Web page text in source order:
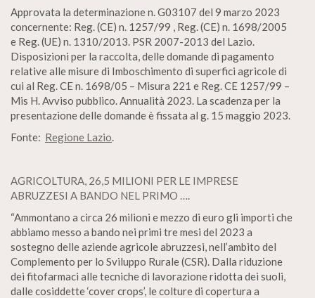
Approvata la determinazione n. G03107 del 9 marzo 2023
concernente: Reg. (CE) n. 1257/99 , Reg. (CE) n. 1698/2005
e Reg. (UE) n. 1310/2013. PSR 2007-2013 del Lazio.
Disposizioni per la raccolta, delle domande di pagamento
relative alle misure di Imboschimento di superfici agricole di
cui al Reg. CE n. 1698/05 – Misura 221 e Reg. CE 1257/99 –
Mis H. Avviso pubblico. Annualità 2023. La scadenza per la
presentazione delle domande è fissata al g. 15 maggio 2023.
Fonte: Regione Lazio.
AGRICOLTURA, 26,5 MILIONI PER LE IMPRESE
ABRUZZESI A BANDO NEL PRIMO ….
“Ammontano a circa 26 milioni e mezzo di euro gli importi che
abbiamo messo a bando nei primi tre mesi del 2023 a
sostegno delle aziende agricole abruzzesi, nell’ambito del
Complemento per lo Sviluppo Rurale (CSR). Dalla riduzione
dei fitofarmaci alle tecniche di lavorazione ridotta dei suoli,
dalle cosiddette ‘cover crops’, le colture di copertura a